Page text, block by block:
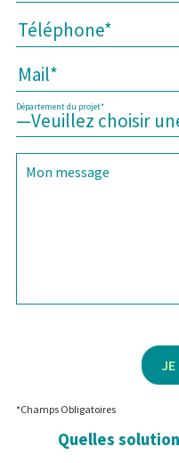
Département du projet*
JE
*Champs Obligatoires
Quelles